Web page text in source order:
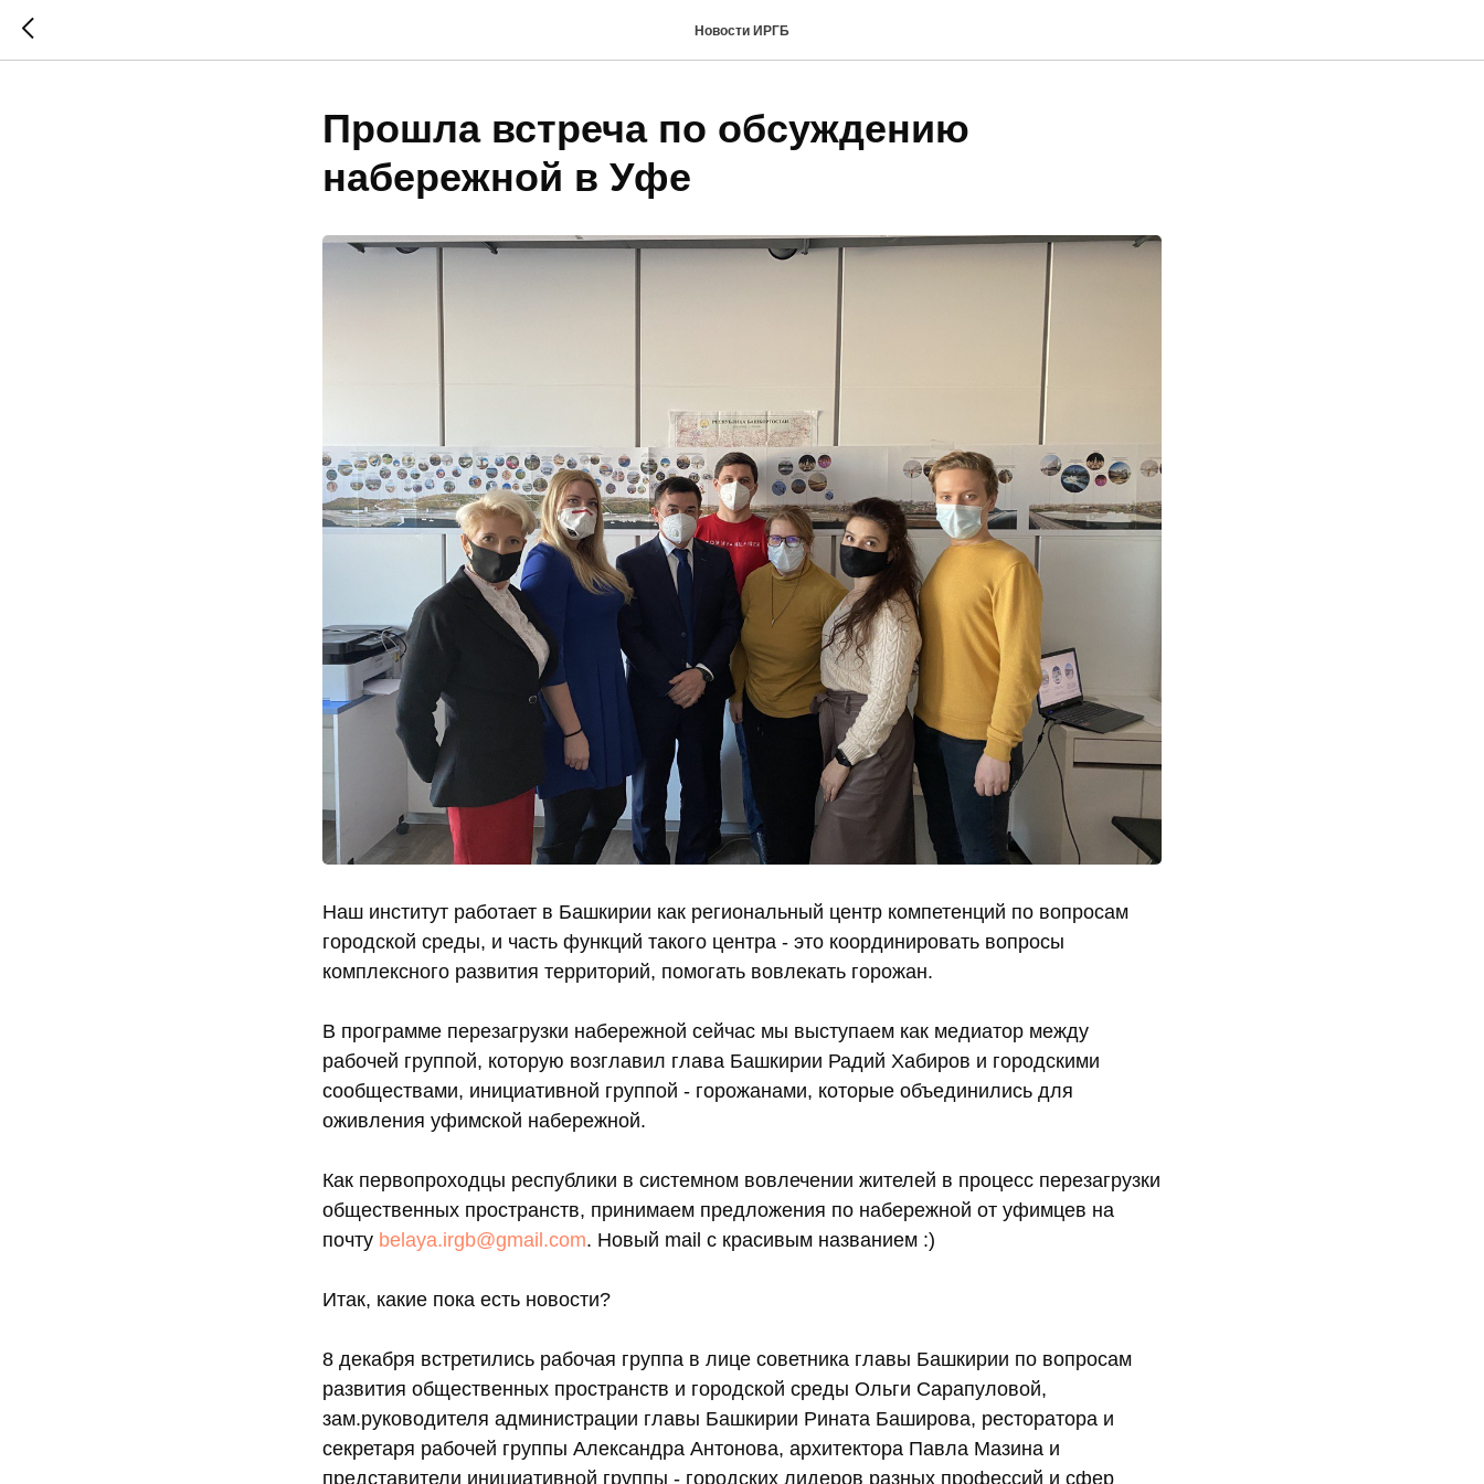
Новости ИРГБ
Прошла встреча по обсуждению
набережной в Уфе
Наш институт работает в Башкирии как региональный центр компетенций по вопросам
городской среды, и часть функций такого центра - это координировать вопросы
комплексного развития территорий, помогать вовлекать горожан.
В программе перезагрузки набережной сейчас мы выступаем как медиатор между
рабочей группой, которую возглавил глава Башкирии Радий Хабиров и городскими
сообществами, инициативной группой - горожанами, которые объединились для
оживления уфимской набережной.
Как первопроходцы республики в системном вовлечении жителей в процесс перезагрузки
общественных пространств, принимаем предложения по набережной от уфимцев на
почту belaya.irgb@gmail.com. Новый mail c красивым названием :)
Итак, какие пока есть новости?
8 декабря встретились рабочая группа в лице советника главы Башкирии по вопросам
развития общественных пространств и городской среды Ольги Сарапуловой,
зам.руководителя администрации главы Башкирии Рината Баширова, ресторатора и
секретаря рабочей группы Александра Антонова, архитектора Павла Мазина и
представители инициативной группы - городских лидеров разных профессий и сфер